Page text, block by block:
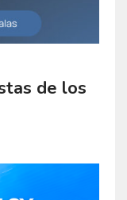
de los